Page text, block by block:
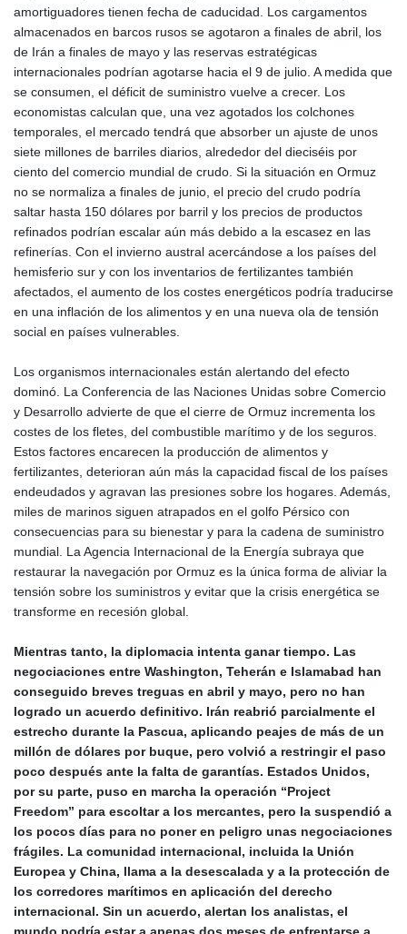
amortiguadores tienen fecha de caducidad. Los cargamentos
almacenados en barcos rusos se agotaron a finales de abril, los
de Irán a finales de mayo y las reservas estratégicas
internacionales podrían agotarse hacia el 9 de julio. A medida que
se consumen, el déficit de suministro vuelve a crecer. Los
economistas calculan que, una vez agotados los colchones
temporales, el mercado tendrá que absorber un ajuste de unos
siete millones de barriles diarios, alrededor del dieciséis por
ciento del comercio mundial de crudo. Si la situación en Ormuz
no se normaliza a finales de junio, el precio del crudo podría
saltar hasta 150 dólares por barril y los precios de productos
refinados podrían escalar aún más debido a la escasez en las
refinerías. Con el invierno austral acercándose a los países del
hemisferio sur y con los inventarios de fertilizantes también
afectados, el aumento de los costes energéticos podría traducirse
en una inflación de los alimentos y en una nueva ola de tensión
social en países vulnerables.
Los organismos internacionales están alertando del efecto
dominó. La Conferencia de las Naciones Unidas sobre Comercio
y Desarrollo advierte de que el cierre de Ormuz incrementa los
costes de los fletes, del combustible marítimo y de los seguros.
Estos factores encarecen la producción de alimentos y
fertilizantes, deterioran aún más la capacidad fiscal de los países
endeudados y agravan las presiones sobre los hogares. Además,
miles de marinos siguen atrapados en el golfo Pérsico con
consecuencias para su bienestar y para la cadena de suministro
mundial. La Agencia Internacional de la Energía subraya que
restaurar la navegación por Ormuz es la única forma de aliviar la
tensión sobre los suministros y evitar que la crisis energética se
transforme en recesión global.
Mientras tanto, la diplomacia intenta ganar tiempo. Las
negociaciones entre Washington, Teherán e Islamabad han
conseguido breves treguas en abril y mayo, pero no han
logrado un acuerdo definitivo. Irán reabrió parcialmente el
estrecho durante la Pascua, aplicando peajes de más de un
millón de dólares por buque, pero volvió a restringir el paso
poco después ante la falta de garantías. Estados Unidos,
por su parte, puso en marcha la operación “Project
Freedom” para escoltar a los mercantes, pero la suspendió a
los pocos días para no poner en peligro unas negociaciones
frágiles. La comunidad internacional, incluida la Unión
Europea y China, llama a la desescalada y a la protección de
los corredores marítimos en aplicación del derecho
internacional. Sin un acuerdo, alertan los analistas, el
mundo podría estar a apenas dos meses de enfrentarse a